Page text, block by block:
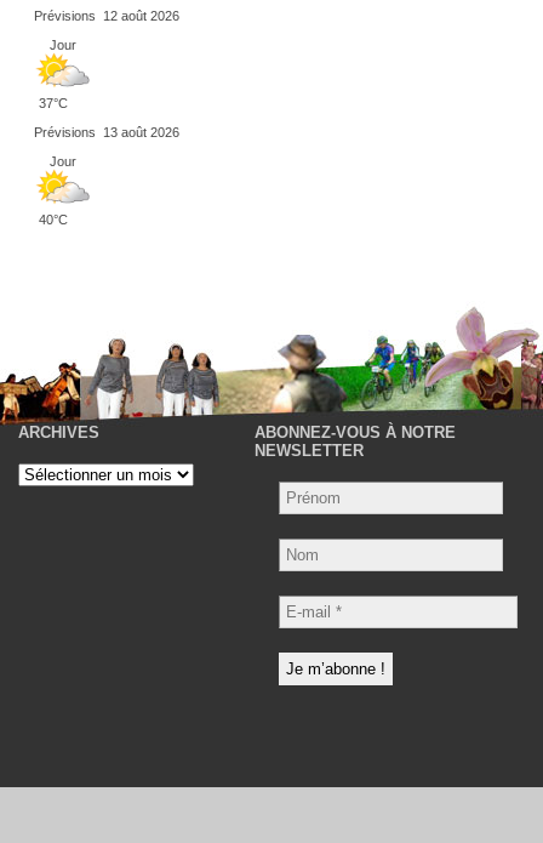
Prévisions
12 août 2026
Jour
37°C
Prévisions
13 août 2026
Jour
40°C
ARCHIVES
Archives
ABONNEZ-VOUS À NOTRE
NEWSLETTER
Nom
E-
mail
*